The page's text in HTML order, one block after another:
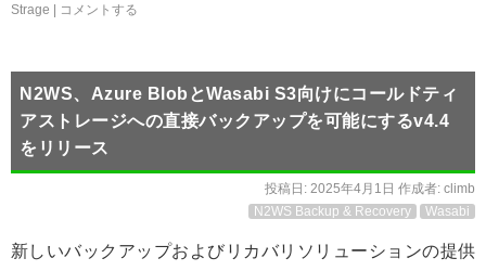
Strage
コメントする
N2WS、Azure BlobとWasabi S3向けにコールドティ
アストレージへの直接バックアップを可能にするv4.4
をリリース
投稿日: 2025年4月1日 作成者: climb
N2WS Backup & Recovery
Wasabi
新しいバックアップおよびリカバリソリューションの提供